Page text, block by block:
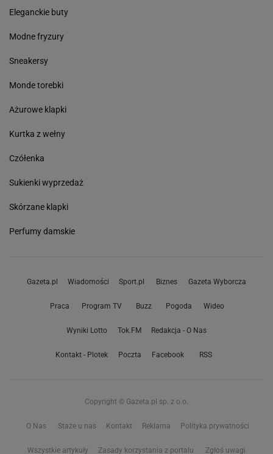
Eleganckie buty
Modne fryzury
Sneakersy
Monde torebki
Ażurowe klapki
Kurtka z wełny
Czółenka
Sukienki wyprzedaż
Skórzane klapki
Perfumy damskie
Gazeta.pl Wiadomości Sport.pl Biznes Gazeta Wyborcza
Praca Program TV Buzz Pogoda Wideo
Wyniki Lotto Tok.FM Redakcja - O Nas
Kontakt - Plotek Poczta Facebook RSS
Copyright © Gazeta.pl sp. z o.o.
O Nas Staże u nas Kontakt Reklama Polityka prywatności
Wszystkie artykuły Zasady korzystania z portalu Zgłoś uwagi